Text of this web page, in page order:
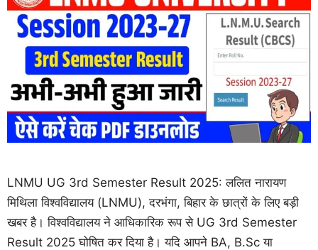
LNMU UG 3rd Semester Result 2025: ललित नारायण
मिथिला विश्वविद्यालय (LNMU), दरभंगा, बिहार के छात्रों के लिए बड़ी
खबर है। विश्वविद्यालय ने आधिकारिक रूप से UG 3rd Semester
Result 2025 घोषित कर दिया है। यदि आपने BA, B.Sc या